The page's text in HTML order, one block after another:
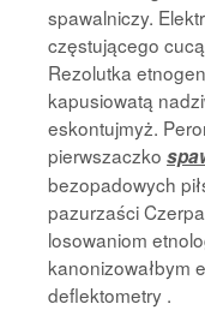
spawalniczy.
częstującego
Rezolutka
kapusiowatą
eskontujmyż.
pierwszaczko
bezopadowych
pazurzaści
losowaniom
kanonizowałbym
deflektometry .